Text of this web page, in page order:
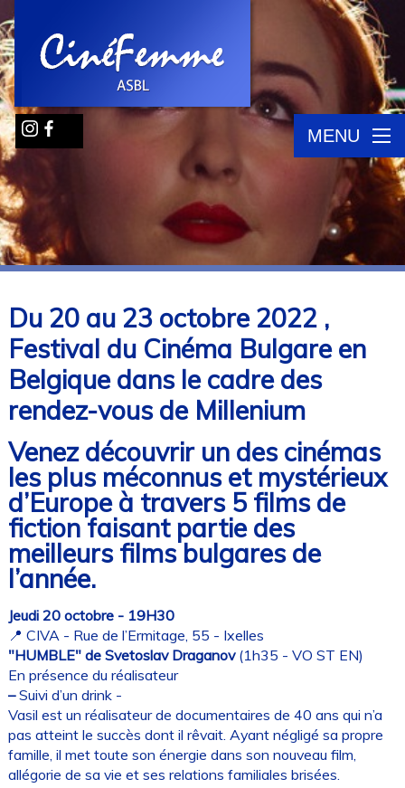
MENU
Du 20 au 23 octobre 2022 ,
Festival du Cinéma Bulgare en
Belgique dans le cadre des
rendez-vous de Millenium
Venez découvrir un des cinémas
les plus méconnus et mystérieux
d’Europe à travers 5 films de
fiction faisant partie des
meilleurs films bulgares de
l’année.
Jeudi 20 octobre - 19H30
📍 CIVA - Rue de l’Ermitage, 55 - Ixelles
"HUMBLE" de Svetoslav Draganov(1h35 - VO ST EN)
En présence du réalisateur
–Suivi d’un drink -
Vasil est un réalisateur de documentaires de 40 ans qui n’a
pas atteint le succès dont il rêvait. Ayant négligé sa propre
famille, il met toute son énergie dans son nouveau film,
allégorie de sa vie et ses relations familiales brisées.